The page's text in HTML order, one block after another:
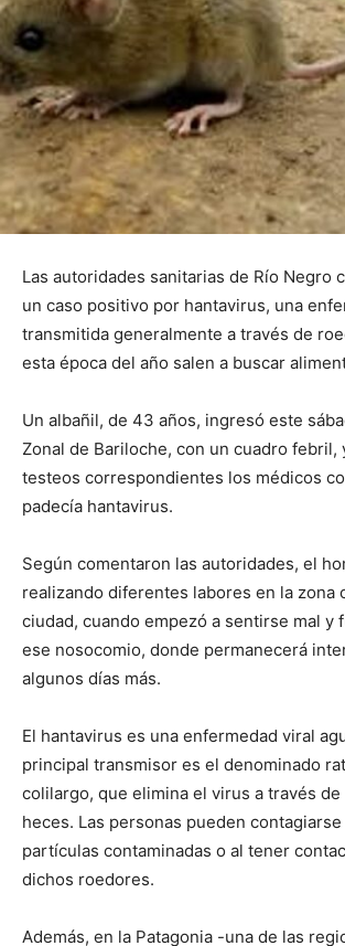
Las autoridades sanitarias de Río Negro
un caso positivo por hantavirus, una
transmitida generalmente a través de
esta época del año salen a buscar
Un albañil, de 43 años, ingresó este
Zonal de Bariloche, con un cuadro febril,
testeos correspondientes los médicos
padecía hantavirus.
Según comentaron las autoridades, el
realizando diferentes labores en la zona
ciudad, cuando empezó a sentirse mal y
ese nosocomio, donde permanecerá
algunos días más.
El hantavirus es una enfermedad viral
principal transmisor es el denominado
colilargo, que elimina el virus a través de
heces. Las personas pueden
partículas contaminadas o al tener
dichos roedores.
Además, en la Patagonia -una de las